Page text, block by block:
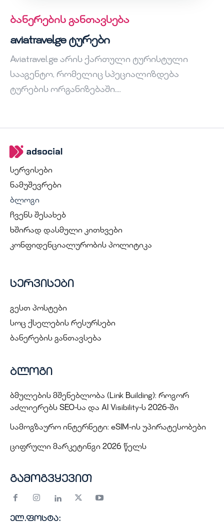
ბანერების განთავსება
aviatravel.ge ტურები
Aviatravel.ge არის ქართული ტურისტული
სააგენტო, რომელიც სპეციალიზდება
ტურების ორგანიზებაში....
სერვისები
ნამუშევრები
ბლოგი
ჩვენს შესახებ
ხშირად დასმული კითხვები
კონფიდენციალურობის პოლიტიკა
სერვისები
გესთ პოსტები
სოც ქსელების რესურსები
ბანერების განთავსება
ბლოგი
ბმულების მშენებლობა (Link Building): როგორ
აძლიერებს SEO-სა და AI Visibility-ს 2026-ში
სამოგზაურო ინტერნეტი: eSIM-ის უპირატესობები
ციფრული მარკეტინგი 2026 წელს
გამოგვყევით
ელ.ფოსტა: